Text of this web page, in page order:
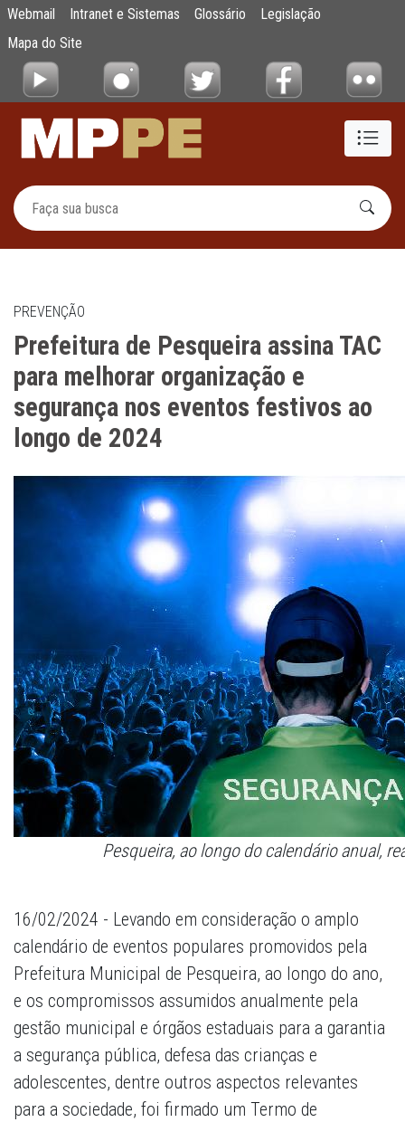
Pular para o Conteúdo principal
Prefeitura de Pesqueira assina TAC para
Webmail Intranet e Sistemas Glossário
Legislação
Mapa do Site
PREVENÇÃO
Prefeitura de Pesqueira assina TAC
para melhorar organização e
segurança nos eventos festivos ao
longo de 2024
Pesqueira, ao longo do calendário anual,
16/02/2024 - Levando em consideração o amplo
calendário de eventos populares promovidos pela
Prefeitura Municipal de Pesqueira, ao longo do ano,
e os compromissos assumidos anualmente pela
gestão municipal e órgãos estaduais para a garantia
a segurança pública, defesa das crianças e
adolescentes, dentre outros aspectos relevantes
para a sociedade, foi firmado um Termo de